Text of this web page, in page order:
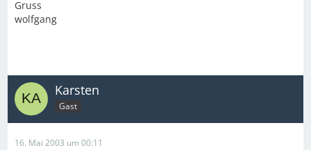
Gruss
wolfgang
Karsten
Gast
16. Mai 2003 um 00:11